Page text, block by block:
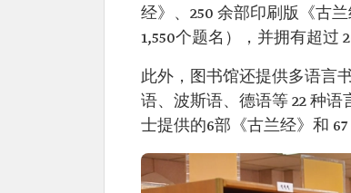
经》、250 余部印刷版《古
1,550个题名），并拥有超过
此外，图书馆还提供多语言
语、波斯语、德语等 22 种语
士提供的6部《古兰经》和 67